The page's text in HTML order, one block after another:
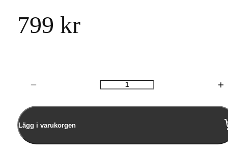
799 kr
Antal
Lägg i varukorgen